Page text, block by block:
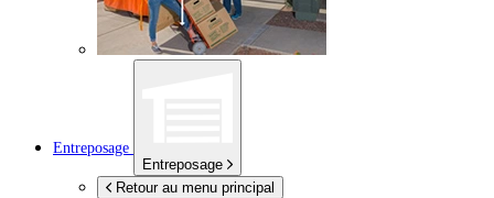
Entreposage
Entreposage
Retour au menu principal